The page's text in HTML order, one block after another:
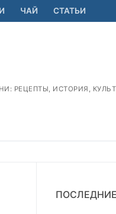
ЧАЙ СТАТЬИ
РЕЦЕПТЫ, ИСТОРИЯ,